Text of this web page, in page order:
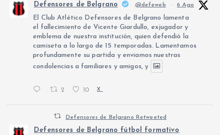
Defensores de Belgrano @defeweb · 6 Ago
El Club Atlético Defensores de Belgrano lamenta
el fallecimiento de Vicente Giardullo, exjugador y
emblema de nuestra institución, quien defendió la
camiseta a lo largo de 15 temporadas. Lamentamos
profundamente su partida y enviamos nuestras
condolencias a familiares y amigos, y
2 10 X
Defensores de Belgrano Retweeted
Defensores de Belgrano fútbol formativo